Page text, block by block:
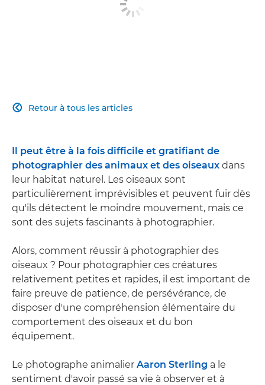
Retour à tous les articles

Il peut être à la fois difficile et gratifiant de
photographier des animaux et des oiseaux dans
leur habitat naturel. Les oiseaux sont
particulièrement imprévisibles et peuvent fuir dès
qu'ils détectent le moindre mouvement, mais ce
sont des sujets fascinants à photographier.
Alors, comment réussir à photographier des
oiseaux ? Pour photographier ces créatures
relativement petites et rapides, il est important de
faire preuve de patience, de persévérance, de
disposer d'une compréhension élémentaire du
comportement des oiseaux et du bon
équipement.
Le photographe animalier Aaron Sterling a le
sentiment d'avoir passé sa vie à observer et à